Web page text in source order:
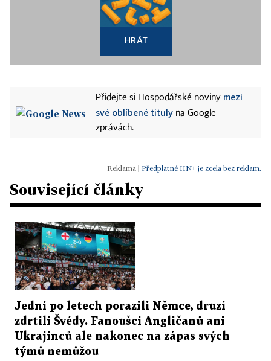
HRÁT
Přidejte si Hospodářské noviny mezi
své oblíbené tituly na Google
zprávách.
Předplatné HN+ je zcela bez reklam.
Související články
Jedni po letech porazili Němce, druzí
zdrtili Švédy. Fanoušci Angličanů ani
Ukrajinců ale nakonec na zápas svých
týmů nemůžou